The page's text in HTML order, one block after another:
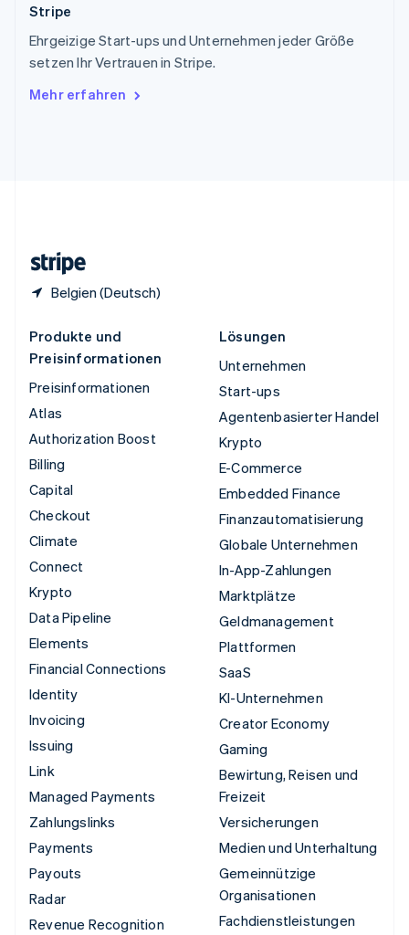
Stripe
Ehrgeizige Start-ups und Unternehmen jeder Größe
setzen Ihr Vertrauen in Stripe.
Mehr erfahren
Belgien (Deutsch)
Thailand
Tschechische Republik
English
English
Produkte und
Preisinformationen
Preisinformationen
Atlas
Authorization Boost
Billing
Capital
Checkout
Climate
Connect
Krypto
Data Pipeline
Elements
Financial Connections
Identity
Invoicing
Issuing
Link
Managed Payments
Zahlungslinks
Payments
Payouts
Radar
Revenue Recognition
Lösungen
Unternehmen
Start-ups
Agentenbasierter Handel
Krypto
E-Commerce
Embedded Finance
Finanzautomatisierung
Globale Unternehmen
In-App-Zahlungen
Marktplätze
Geldmanagement
Plattformen
SaaS
KI-Unternehmen
Creator Economy
Gaming
Bewirtung, Reisen und
Freizeit
Versicherungen
Medien und Unterhaltung
Gemeinnützige
Organisationen
Fachdienstleistungen